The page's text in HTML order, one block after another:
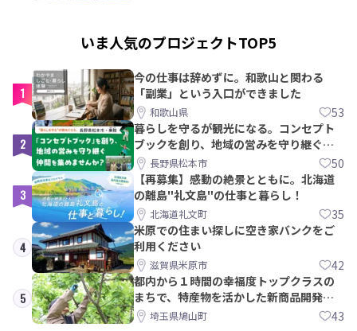
いま人気のプロジェクトTOP5
1
今の仕事は辞めずに。和歌山と関わる
「副業」という入口ができました
和歌山県 53
2
暮らしを守るが観光になる。コンセプト
ブックを創り、地域の営みを守り継ぐ仲
間を集めませんか？
長野県松本市 50
3
【再募集】感動の絶景とともに。北海道
の離島"礼文島"の仕事と暮らし！
北海道礼文町 35
4
米原での住まい探しに空き家バンクをご
利用ください
滋賀県米原市 42
5
都内から１時間の幸福度トップクラスの
まちで、特産物を活かした新商品開発＆
PRメンバー募集！
埼玉県鳩山町 43